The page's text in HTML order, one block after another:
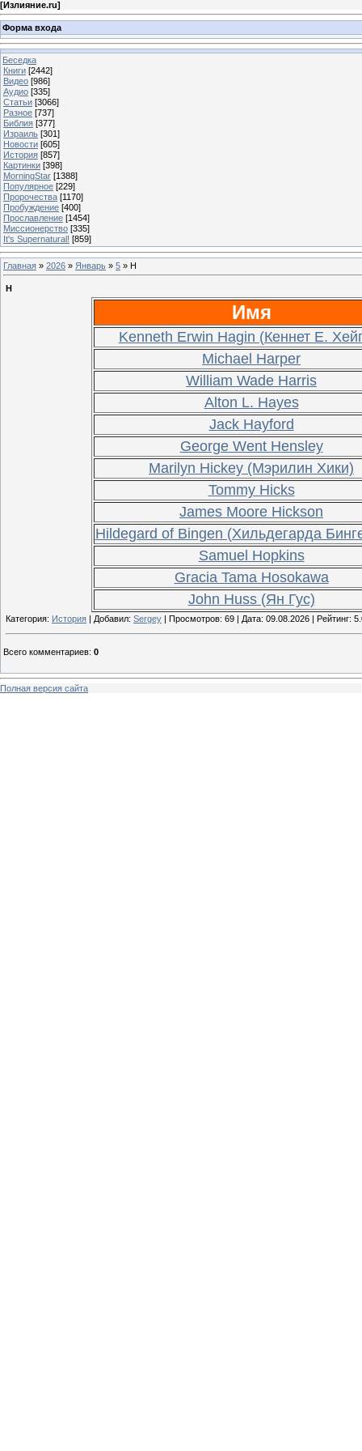
[Излияние.ru]
Форма входа
Беседка
Книги [2442]
Видео [986]
Аудио [335]
Статьи [3066]
Разное [737]
Библия [377]
Израиль [301]
Новости [605]
История [857]
Картинки [398]
MorningStar [1388]
Популярное [229]
Пророчества [1170]
Пробуждение [400]
Прославление [1454]
Миссионерство [335]
It's Supernatural! [859]
Главная » 2026 » Январь » 5 » H
H
Имя
Kenneth Erwin Hagin (Кеннет Е.
Michael Harper
William Wade Harris
Alton L. Hayes
Jack Hayford
George Went Hensley
Marilyn Hickey (Мэрилин Хики)
Tommy Hicks
James Moore Hickson
Hildegard of Bingen (Хильдегарда
Samuel Hopkins
Gracia Tama Hosokawa
John Huss (Ян Гус)
Категория: История | Добавил: Sergey | Просмотров: 69 | Дата: 09.08.2026 | Рейтинг:
Всего комментариев: 0
Полная версия сайта